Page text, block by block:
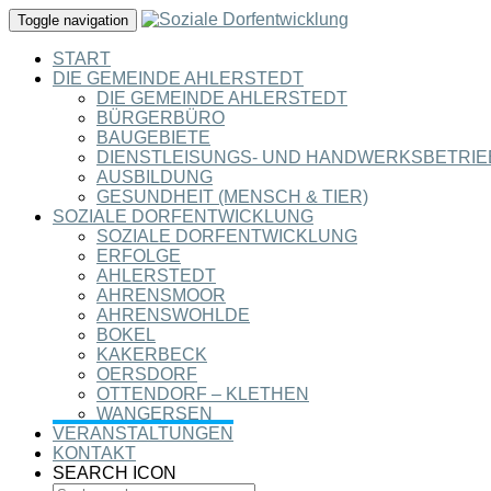
Toggle navigation
START
DIE GEMEINDE AHLERSTEDT
DIE GEMEINDE AHLERSTEDT
BÜRGERBÜRO
BAUGEBIETE
DIENSTLEISUNGS- UND
AUSBILDUNG
GESUNDHEIT (MENSCH & TIER)
SOZIALE DORFENTWICKLUNG
SOZIALE DORFENTWICKLUNG
ERFOLGE
AHLERSTEDT
AHRENSMOOR
AHRENSWOHLDE
BOKEL
KAKERBECK
OERSDORF
OTTENDORF – KLETHEN
WANGERSEN
VERANSTALTUNGEN
KONTAKT
SEARCH ICON